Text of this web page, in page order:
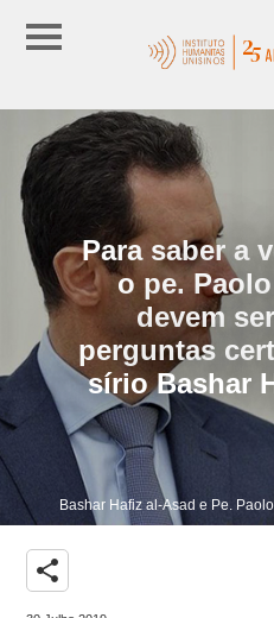
Para saber a
o pe.
devem
perguntas
sírio Bashar
Bashar Hafiz al-Asad e Pe.
share